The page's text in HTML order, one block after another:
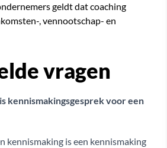
geldt dat coaching
, vennootschap- en
vragen
kennismakingsgesprek voor een
kennismaking is een kennismaking